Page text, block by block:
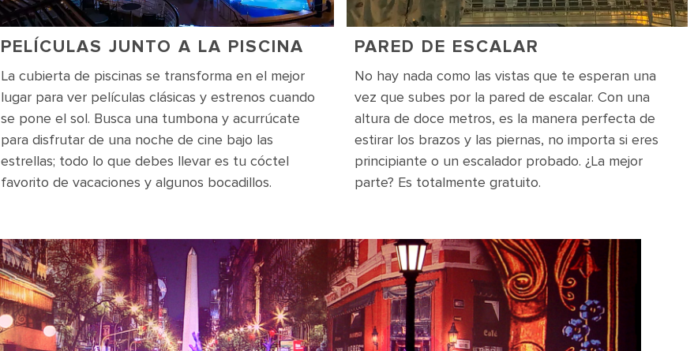
PELÍCULAS JUNTO A LA PISCINA
La cubierta de piscinas se transforma en el mejor
lugar para ver películas clásicas y estrenos cuando
se pone el sol. Busca una tumbona y acurrúcate
para disfrutar de una noche de cine bajo las
estrellas; todo lo que debes llevar es tu cóctel
favorito de vacaciones y algunos bocadillos.
PARED DE ESCALAR
No hay nada como las vistas que te esperan una
vez que subes por la pared de escalar. Con una
altura de doce metros, es la manera perfecta de
estirar los brazos y las piernas, no importa si eres
principiante o un escalador probado. ¿La mejor
parte? Es totalmente gratuito.